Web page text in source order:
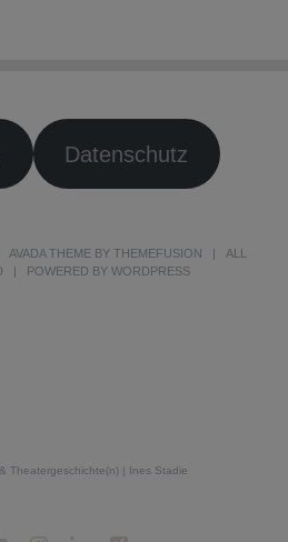
Datenschutz
THEME BY THEMEFUSION
| ALL
| POWERED BY WORDPRESS
Theatergeschichte(n) | Ines Stadie